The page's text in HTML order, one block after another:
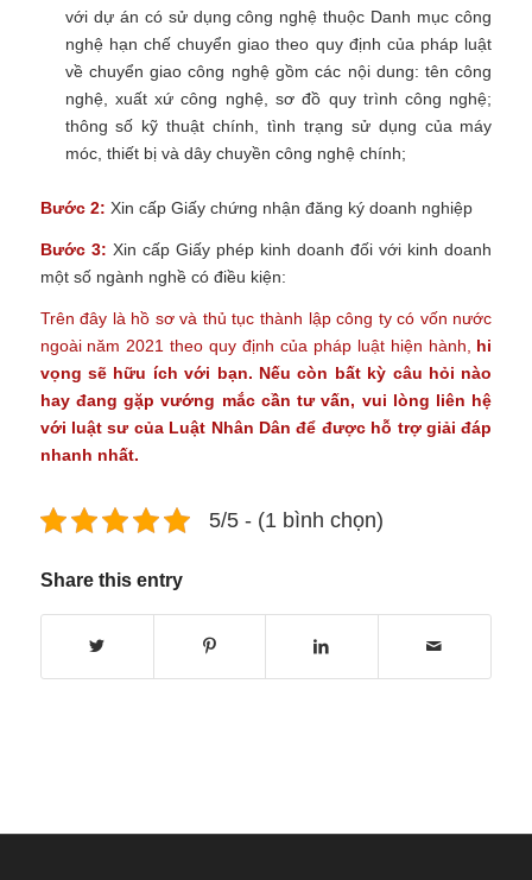
với dự án có sử dụng công nghệ thuộc Danh mục công
nghệ hạn chế chuyển giao theo quy định của pháp luật
về chuyển giao công nghệ gồm các nội dung: tên công
nghệ, xuất xứ công nghệ, sơ đồ quy trình công nghệ;
thông số kỹ thuật chính, tình trạng sử dụng của máy
móc, thiết bị và dây chuyền công nghệ chính;
Bước 2: Xin cấp Giấy chứng nhận đăng ký doanh nghiệp
Bước 3: Xin cấp Giấy phép kinh doanh đối với kinh doanh
một số ngành nghề có điều kiện:
Trên đây là hồ sơ và thủ tục thành lập công ty có vốn nước
ngoài năm 2021 theo quy định của pháp luật hiện hành, hi
vọng sẽ hữu ích với bạn. Nếu còn bất kỳ câu hỏi nào
hay đang gặp vướng mắc cần tư vấn, vui lòng liên hệ
với luật sư của Luật Nhân Dân để được hỗ trợ giải đáp
nhanh nhất.
5/5 - (1 bình chọn)
Share this entry